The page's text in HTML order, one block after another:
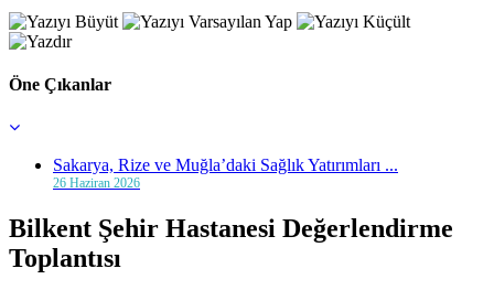
Öne Çıkanlar
Sakarya, Rize ve Muğla’daki Sağlık Yatırımları ...
26 Haziran 2026
Bilkent Şehir Hastanesi Değerlendirme
Toplantısı